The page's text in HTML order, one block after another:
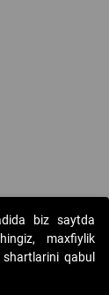
biz saytda
maxfiylik
qabul